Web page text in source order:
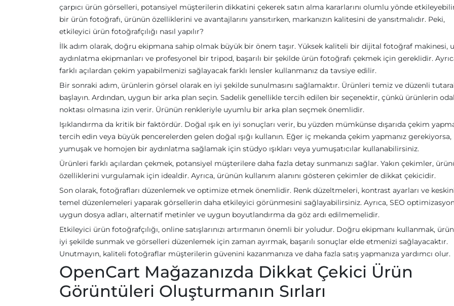
çarpıcı ürün görselleri, potansiyel müşterilerin dikkatini çekerek satın alma kararlarını olumlu yönde
bir ürün fotoğrafı, ürünün özelliklerini ve avantajlarını yansıtırken, markanızın kalitesini de yansıtmalıdır. Peki,
etkileyici ürün fotoğrafçılığı nasıl yapılır?
İlk adım olarak, doğru ekipmana sahip olmak büyük bir önem taşır. Yüksek kaliteli bir dijital fotoğraf makinesi,
aydınlatma ekipmanları ve profesyonel bir tripod, başarılı bir şekilde ürün fotoğrafı çekmek için gereklidir.
farklı açılardan çekim yapabilmenizi sağlayacak farklı lensler kullanmanız da tavsiye edilir.
Bir sonraki adım, ürünlerin görsel olarak en iyi şekilde sunulmasını sağlamaktır. Ürünleri temiz ve düzenli
başlayın. Ardından, uygun bir arka plan seçin. Sadelik genellikle tercih edilen bir seçenektir, çünkü ürünlerin
noktası olmasına izin verir. Ürünün renkleriyle uyumlu bir arka plan seçmek önemlidir.
Işıklandırma da kritik bir faktördür. Doğal ışık en iyi sonuçları verir, bu yüzden mümkünse dışarıda çekim
tercih edin veya büyük pencerelerden gelen doğal ışığı kullanın. Eğer iç mekanda çekim yapmanız gerekiyorsa,
yumuşak ve homojen bir aydınlatma sağlamak için stüdyo ışıkları veya yumuşatıcılar kullanabilirsiniz.
Ürünleri farklı açılardan çekmek, potansiyel müşterilere daha fazla detay sunmanızı sağlar. Yakın çekimler,
özelliklerini vurgulamak için idealdir. Ayrıca, ürünün kullanım alanını gösteren çekimler de dikkat çekicidir.
Son olarak, fotoğrafları düzenlemek ve optimize etmek önemlidir. Renk düzeltmeleri, kontrast ayarları ve
temel düzenlemeleri yaparak görsellerin daha etkileyici görünmesini sağlayabilirsiniz. Ayrıca, SEO
uygun dosya adları, alternatif metinler ve uygun boyutlandırma da göz ardı edilmemelidir.
Etkileyici ürün fotoğrafçılığı, online satışlarınızı artırmanın önemli bir yoludur. Doğru ekipmanı kullanmak,
iyi şekilde sunmak ve görselleri düzenlemek için zaman ayırmak, başarılı sonuçlar elde etmenizi sağlayacaktır.
Unutmayın, kaliteli fotoğraflar müşterilerin güvenini kazanmanıza ve daha fazla satış yapmanıza yardımcı olur.
OpenCart Mağazanızda Dikkat Çekici Ürün
Görüntüleri Oluşturmanın Sırları